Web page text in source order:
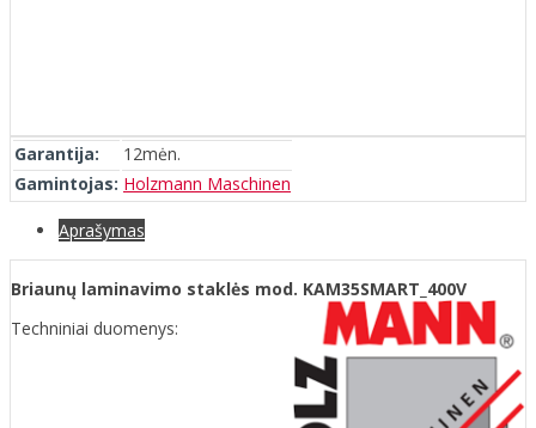
Garantija:
12mėn.
Gamintojas: Holzmann Maschinen
Aprašymas
Briaunų laminavimo staklės mod. KAM35SMART_400V
Techniniai duomenys: